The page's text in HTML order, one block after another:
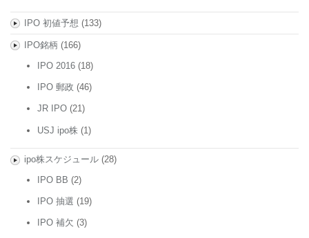
IPO 初値予想 (133)
IPO銘柄 (166)
IPO 2016 (18)
IPO 郵政 (46)
JR IPO (21)
USJ ipo株 (1)
ipo株スケジュール(28)
IPO BB (2)
IPO 抽選 (19)
IPO 補欠 (3)